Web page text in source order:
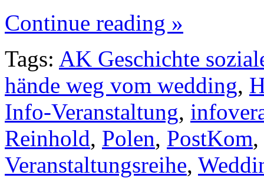
Continue reading »
Tags: AK Geschichte
hände weg vom wedding,
Info-Veranstaltung,
Reinhold, Polen, PostKom,
Veranstaltungsreihe,